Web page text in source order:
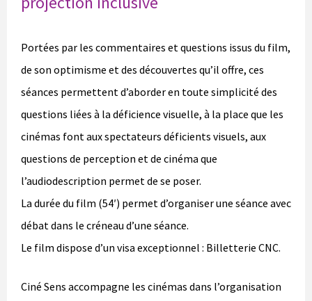
Portées par les commentaires et questions issus du film,
de son optimisme et des découvertes qu’il offre, ces
séances permettent d’aborder en toute simplicité des
questions liées à la déficience visuelle, à la place que les
cinémas font aux spectateurs déficients visuels, aux
questions de perception et de cinéma que
l’audiodescription permet de se poser.
La durée du film (54′) permet d’organiser une séance avec
débat dans le créneau d’une séance.
Le film dispose d’un visa exceptionnel : Billetterie CNC.
Ciné Sens accompagne les cinémas dans l’organisation